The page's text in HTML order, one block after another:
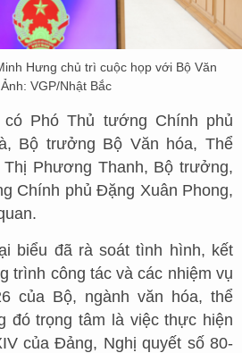
Hưng chủ trì cuộc họp với Bộ Văn
VGP/Nhật Bắc
Phó Thủ tướng Chính phủ
Bộ trưởng Bộ Văn hóa, Thể
Phương Thanh, Bộ trưởng,
Chính phủ Đặng Xuân Phong,
biểu đã rà soát tình hình, kết
trình công tác và các nhiệm vụ
của Bộ, ngành văn hóa, thể
đó trọng tâm là việc thực hiện
của Đảng, Nghị quyết số 80-